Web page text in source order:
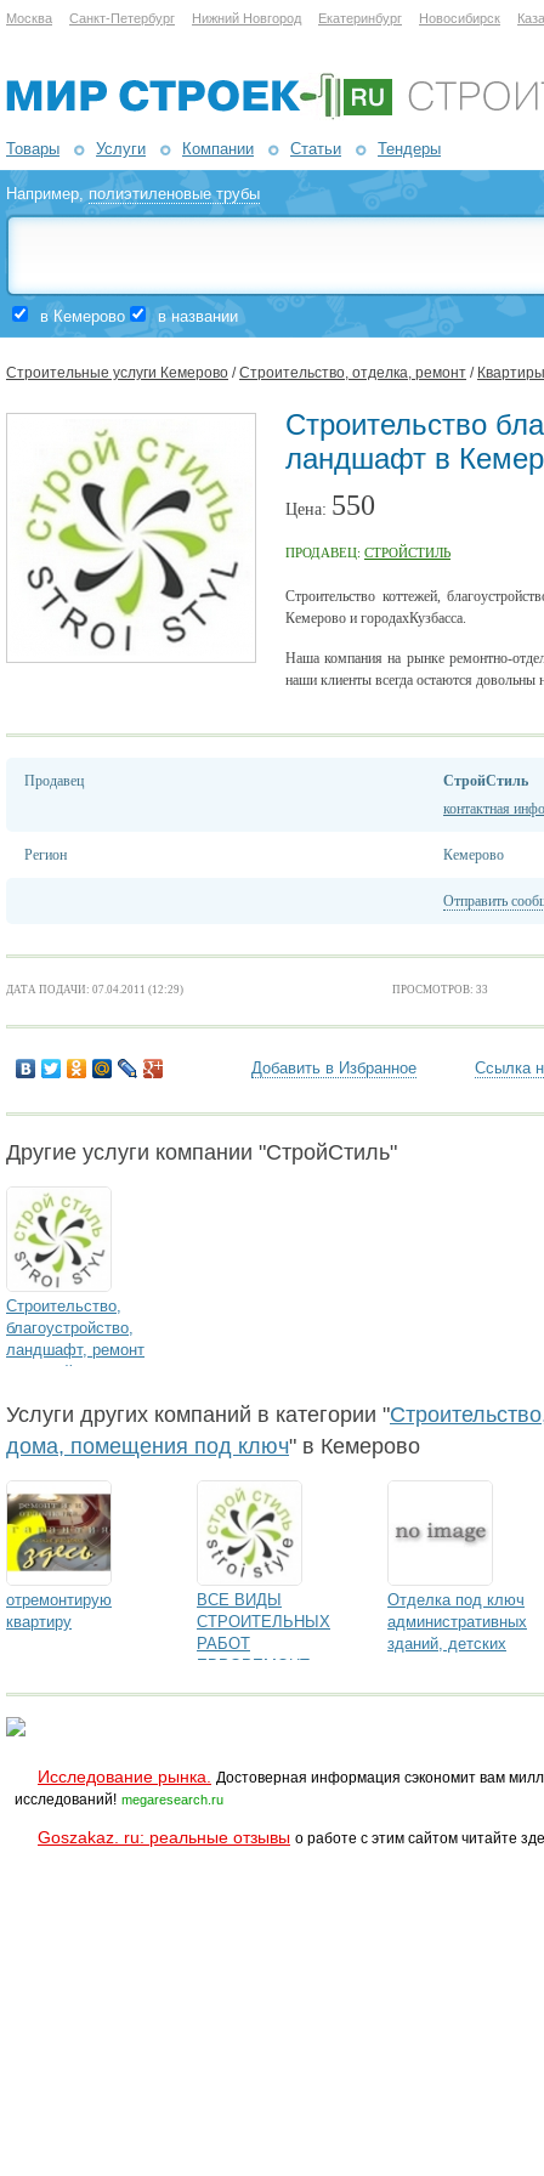
Москва Санкт-Петербург Нижний Новгород Екатеринбург Новосибирск
Товары Услуги Компании Статьи Тендеры
Например,полиэтиленовые трубы
в Кемерово в названии
Строительные услуги Кемерово /Строительство, отделка, ремонт /
Строительство
ландшафт в
Цена: 550
ПРОДАВЕЦ: СТРОЙСТИЛЬ
Строительство коттежей,
Кемерово и городахКузбасса.
Наша компания на рынке ремонтно-
наши клиенты всегда остаются
Продавец
СтройСтиль
контактная
Регион Кемерово
Отправить
ДАТА ПОДАЧИ: 07.04.2011 (12:29) ПРОСМОТРОВ: 33
Добавить в Избранное Ссылка
Другие услуги компании "СтройСтиль"
Строительство,
благоустройство,
ландшафт, ремонт
коттежей, квартир и
Услуги других компаний в категории "
дома, помещения под ключ" в Кемерово
отремонтирую
квартиру
ВСЕ ВИДЫ
СТРОИТЕЛЬНЫХ
РАБОТ
ЕВРОРЕМОНТ,
Отделка под ключ
административных
зданий, детских
Исследование рынка.
Достоверная информация сэкономит вам
исследований! megaresearch.ru
Goszakaz. ru: реальные отзывы о работе с этим сайтом читайте